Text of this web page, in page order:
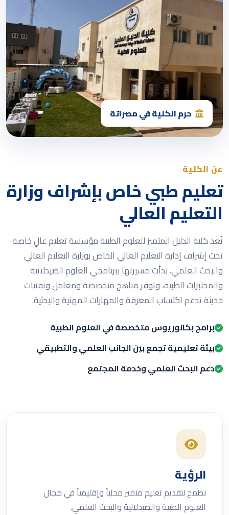
حرم الكلية في مصراتة
عن الكلية
تعليم طبي خاص بإشراف وزارة
التعليم العالي
تُعد كلية الدليل المتميز للعلوم الطبية مؤسسة تعليم عالٍ خاصة
تحت إشراف إدارة التعليم العالي الخاص بوزارة التعليم العالي
والبحث العلمي. بدأت مسيرتها ببرنامجي العلوم الصيدلانية
والمختبرات الطبية، وتوفر مناهج متخصصة ومعامل وتقنيات
حديثة تدعم اكتساب المعرفة والمهارات المهنية والبحثية.
برامج بكالوريوس متخصصة في العلوم الطبية
بيئة تعليمية تجمع بين الجانب العلمي والتطبيقي
دعم البحث العلمي وخدمة المجتمع
الرؤية
نطمح لتقديم تعليم متميز محلياً وإقليمياً في مجال
العلوم الطبية والصيدلانية والبحث العلمي.